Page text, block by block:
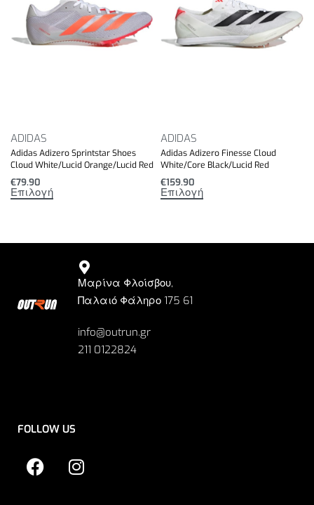
ADIDAS
Adidas Adizero Sprintstar Shoes
Cloud White/Lucid Orange/Lucid Red
€79.90
Επιλογή
ADIDAS
Adidas Adizero Finesse Cloud
White/Core Black/Lucid Red
€159.90
Επιλογή
Μαρίνα Φλοίσβου,
Παλαιό Φάληρο 175 61
info@outrun.gr
211 0122824
FOLLOW US